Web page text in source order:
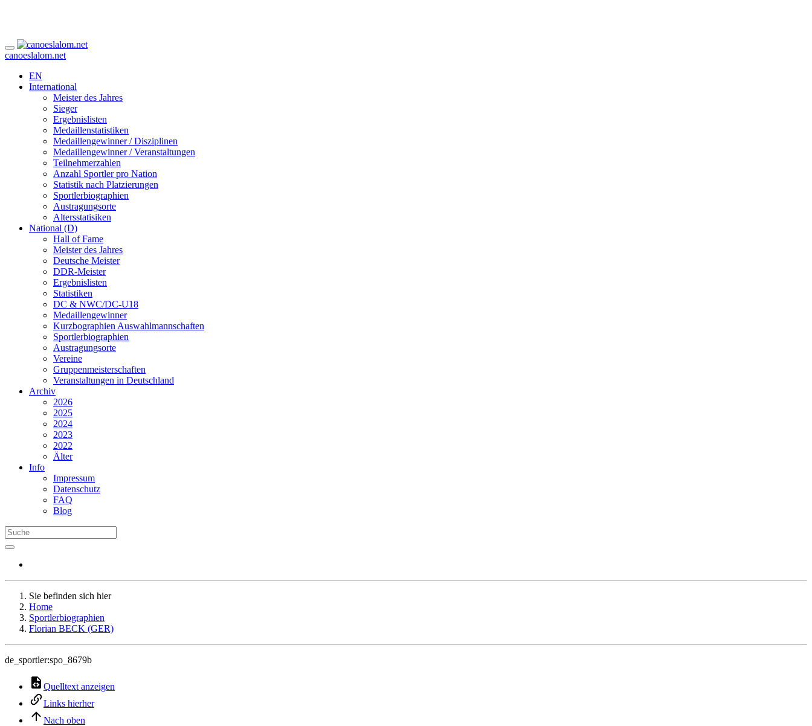
canoeslalom.net
EN
International
Meister des Jahres
Sieger
Ergebnislisten
Medaillenstatistiken
Medaillengewinner / Disziplinen
Medaillengewinner / Veranstaltungen
Teilnehmerzahlen
Anzahl Sportler pro Nation
Statistik nach Platzierungen
Sportlerbiographien
Austragungsorte
Altersstatisiken
National (D)
Hall of Fame
Meister des Jahres
Deutsche Meister
DDR-Meister
Ergebnislisten
Statistiken
DC & NWC/DC-U18
Medaillengewinner
Kurzbographien Auswahlmannschaften
Sportlerbiographien
Austragungsorte
Vereine
Gruppenmeisterschaften
Veranstaltungen in Deutschland
Archiv
2026
2025
2024
2023
2022
Älter
Info
Impressum
Datenschutz
FAQ
Blog
Sie befinden sich hier
Home
Sportlerbiographien
Florian BECK (GER)
de_sportler:spo_8679b
Quelltext anzeigen
Links hierher
Nach oben